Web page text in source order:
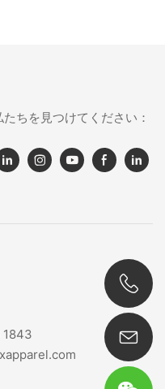
たちを見つけてください：
1843